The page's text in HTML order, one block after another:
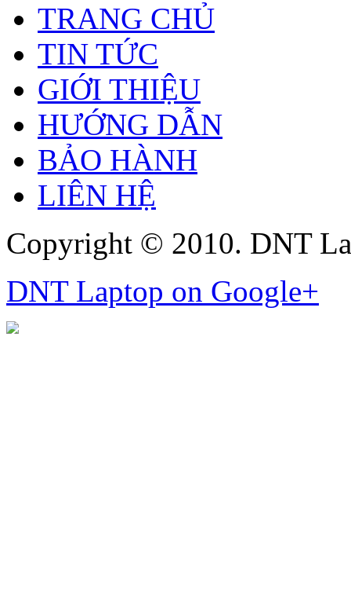
TRANG CHỦ
TIN TỨC
GIỚI THIỆU
HƯỚNG DẪN
BẢO HÀNH
LIÊN HỆ
Copyright © 2010. DNT
DNT Laptop on Google+